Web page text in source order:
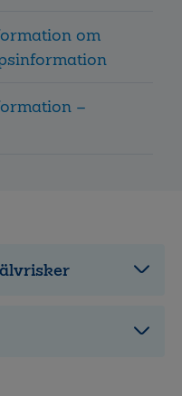
om
–